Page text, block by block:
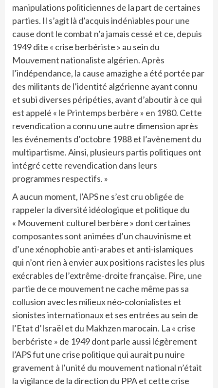
manipulations politiciennes de la part de certaines
parties. Il s’agit là d’acquis indéniables pour une
cause dont le combat n’a jamais cessé et ce, depuis
1949 dite « crise berbériste » au sein du
Mouvement nationaliste algérien. Après
l’indépendance, la cause amazighe a été portée par
des militants de l’identité algérienne ayant connu
et subi diverses péripéties, avant d’aboutir à ce qui
est appelé « le Printemps berbère » en 1980. Cette
revendication a connu une autre dimension après
les événements d’octobre 1988 et l’avènement du
multipartisme. Ainsi, plusieurs partis politiques ont
intégré cette revendication dans leurs
programmes respectifs. »
A aucun moment, l’APS ne s’est cru obligée de
rappeler la diversité idéologique et politique du
« Mouvement culturel berbère » dont certaines
composantes sont animées d’un chauvinisme et
d’une xénophobie anti-arabes et anti-islamiques
qui n’ont rien à envier aux positions racistes les plus
exécrables de l’extrême-droite française. Pire, une
partie de ce mouvement ne cache même pas sa
collusion avec les milieux néo-colonialistes et
sionistes internationaux et ses entrées au sein de
l’Etat d’Israël et du Makhzen marocain. La « crise
berbériste » de 1949 dont parle aussi légèrement
l’APS fut une crise politique qui aurait pu nuire
gravement à l’unité du mouvement national n’était
la vigilance de la direction du PPA et cette crise